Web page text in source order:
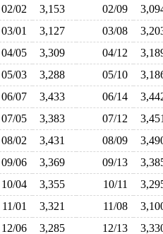
02/02 3,153 02/09
03/01 3,127 03/08
04/05 3,309 04/12
05/03 3,288 05/10
06/07 3,433 06/14
07/05 3,383 07/12
08/02 3,431 08/09
09/06 3,369 09/13
10/04 3,355 10/11
11/01 3,321 11/08
12/06 3,285 12/13